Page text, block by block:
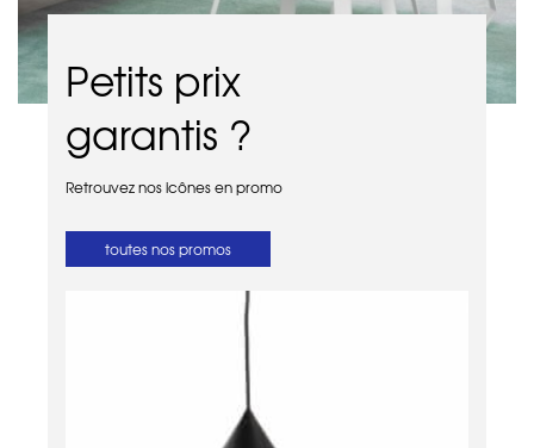
Petits prix
garantis ?
Retrouvez nos icônes en promo
toutes nos promos